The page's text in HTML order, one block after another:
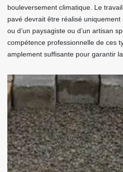
bouleversement climatique. Le
pavé devrait être réalisé uniquement
ou d’un paysagiste ou d’un artisan
compétence professionnelle de ces
amplement suffisante pour garantir